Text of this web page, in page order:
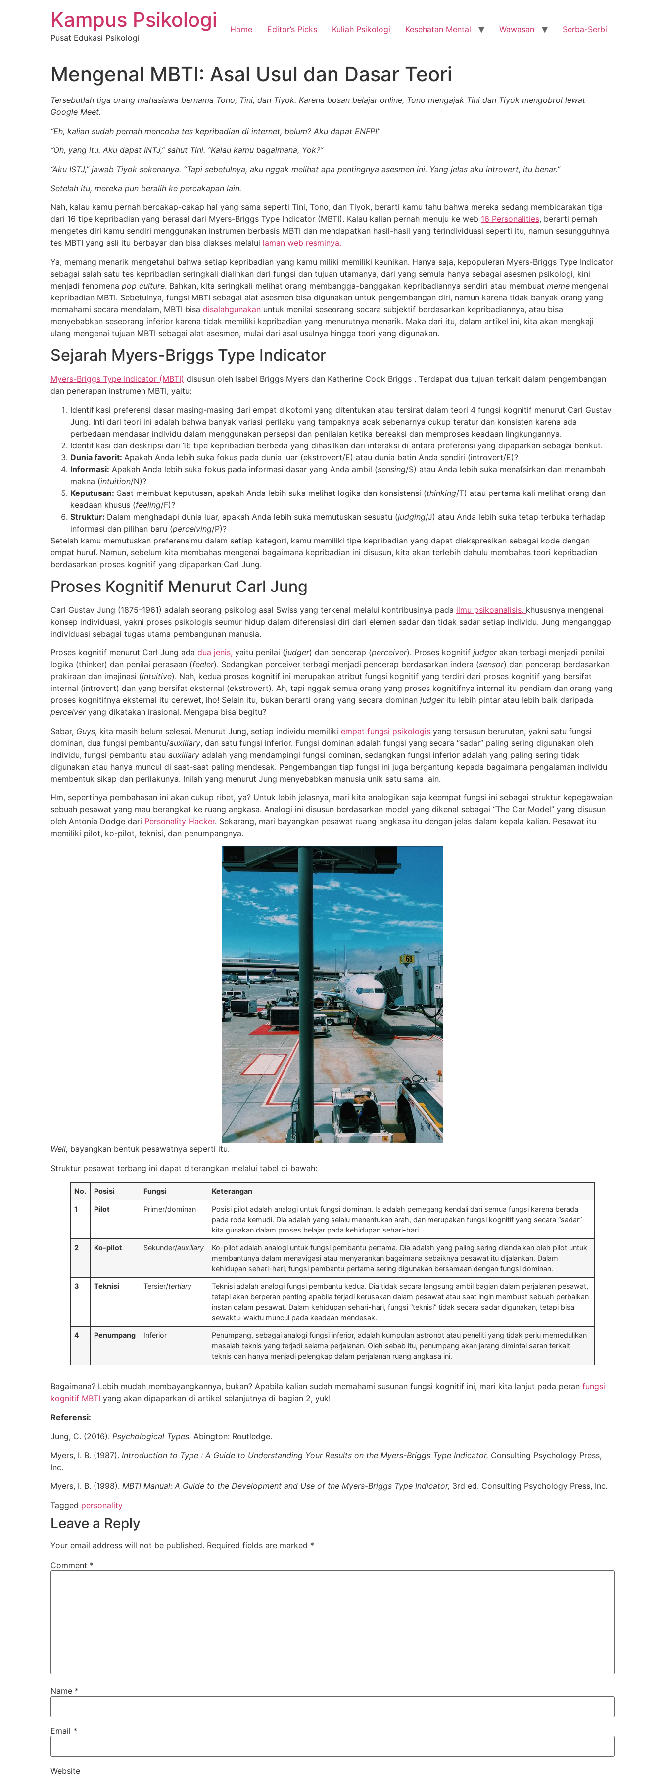
Kampus Psikologi
Pusat Edukasi Psikologi
Home Editor’s Picks Kuliah Psikologi Kesehatan Mental Wawasan Serba-Serbi
Mengenal MBTI: Asal Usul dan Dasar Teori
Tersebutlah tiga orang mahasiswa bernama Tono, Tini, dan Tiyok. Karena bosan belajar online, Tono mengajak Tini dan Tiyok mengobrol lewat
Google Meet.
“Eh, kalian sudah pernah mencoba tes kepribadian di internet, belum? Aku dapat ENFP!”
“Oh, yang itu. Aku dapat INTJ,” sahut Tini. “Kalau kamu bagaimana, Yok?”
“Aku ISTJ,” jawab Tiyok sekenanya. “Tapi sebetulnya, aku nggak melihat apa pentingnya asesmen ini. Yang jelas aku introvert, itu benar.”
Setelah itu, mereka pun beralih ke percakapan lain.
Nah, kalau kamu pernah bercakap-cakap hal yang sama seperti Tini, Tono, dan Tiyok, berarti kamu tahu bahwa mereka sedang membicarakan tiga
dari 16 tipe kepribadian yang berasal dari Myers-Briggs Type Indicator (MBTI). Kalau kalian pernah menuju ke web 16 Personalities, berarti pernah
mengetes diri kamu sendiri menggunakan instrumen berbasis MBTI dan mendapatkan hasil-hasil yang terindividuasi seperti itu, namun sesungguhnya
tes MBTI yang asli itu berbayar dan bisa diakses melalui laman web resminya.
Ya, memang menarik mengetahui bahwa setiap kepribadian yang kamu miliki memiliki keunikan. Hanya saja, kepopuleran Myers-Briggs Type Indicator
sebagai salah satu tes kepribadian seringkali dialihkan dari fungsi dan tujuan utamanya, dari yang semula hanya sebagai asesmen psikologi, kini
menjadi fenomena pop culture. Bahkan, kita seringkali melihat orang membangga-banggakan kepribadiannya sendiri atau membuat meme mengenai
kepribadian MBTI. Sebetulnya, fungsi MBTI sebagai alat asesmen bisa digunakan untuk pengembangan diri, namun karena tidak banyak orang yang
memahami secara mendalam, MBTI bisa disalahgunakan untuk menilai seseorang secara subjektif berdasarkan kepribadiannya, atau bisa
menyebabkan seseorang inferior karena tidak memiliki kepribadian yang menurutnya menarik. Maka dari itu, dalam artikel ini, kita akan mengkaji
ulang mengenai tujuan MBTI sebagai alat asesmen, mulai dari asal usulnya hingga teori yang digunakan.
Sejarah Myers-Briggs Type Indicator
Myers-Briggs Type Indicator (MBTI) disusun oleh Isabel Briggs Myers dan Katherine Cook Briggs . Terdapat dua tujuan terkait dalam pengembangan
dan penerapan instrumen MBTI, yaitu:
Identifikasi preferensi dasar masing-masing dari empat dikotomi yang ditentukan atau tersirat dalam teori 4 fungsi kognitif menurut Carl Gustav
Jung. Inti dari teori ini adalah bahwa banyak variasi perilaku yang tampaknya acak sebenarnya cukup teratur dan konsisten karena ada
perbedaan mendasar individu dalam menggunakan persepsi dan penilaian ketika bereaksi dan memproses keadaan lingkungannya.
Identifikasi dan deskripsi dari 16 tipe kepribadian berbeda yang dihasilkan dari interaksi di antara preferensi yang dipaparkan sebagai berikut.
Dunia favorit: Apakah Anda lebih suka fokus pada dunia luar (ekstrovert/E) atau dunia batin Anda sendiri (introvert/E)?
Informasi: Apakah Anda lebih suka fokus pada informasi dasar yang Anda ambil (sensing/S) atau Anda lebih suka menafsirkan dan menambah
makna (intuition/N)?
Keputusan: Saat membuat keputusan, apakah Anda lebih suka melihat logika dan konsistensi (thinking/T) atau pertama kali melihat orang dan
keadaan khusus (feeling/F)?
Struktur: Dalam menghadapi dunia luar, apakah Anda lebih suka memutuskan sesuatu (judging/J) atau Anda lebih suka tetap terbuka terhadap
informasi dan pilihan baru (perceiving/P)?
Setelah kamu memutuskan preferensimu dalam setiap kategori, kamu memiliki tipe kepribadian yang dapat diekspresikan sebagai kode dengan
empat huruf. Namun, sebelum kita membahas mengenai bagaimana kepribadian ini disusun, kita akan terlebih dahulu membahas teori kepribadian
berdasarkan proses kognitif yang dipaparkan Carl Jung.
Proses Kognitif Menurut Carl Jung
Carl Gustav Jung (1875-1961) adalah seorang psikolog asal Swiss yang terkenal melalui kontribusinya pada ilmu psikoanalisis, khususnya mengenai
konsep individuasi, yakni proses psikologis seumur hidup dalam diferensiasi diri dari elemen sadar dan tidak sadar setiap individu. Jung menganggap
individuasi sebagai tugas utama pembangunan manusia.
Proses kognitif menurut Carl Jung ada dua jenis, yaitu penilai (judger) dan pencerap (perceiver). Proses kognitif judger akan terbagi menjadi penilai
logika (thinker) dan penilai perasaan (feeler). Sedangkan perceiver terbagi menjadi pencerap berdasarkan indera (sensor) dan pencerap berdasarkan
prakiraan dan imajinasi (intuitive). Nah, kedua proses kognitif ini merupakan atribut fungsi kognitif yang terdiri dari proses kognitif yang bersifat
internal (introvert) dan yang bersifat eksternal (ekstrovert). Ah, tapi nggak semua orang yang proses kognitifnya internal itu pendiam dan orang yang
proses kognitifnya eksternal itu cerewet, lho! Selain itu, bukan berarti orang yang secara dominan judger itu lebih pintar atau lebih baik daripada
perceiveryang dikatakan irasional. Mengapa bisa begitu?
Sabar, Guys, kita masih belum selesai. Menurut Jung, setiap individu memiliki empat fungsi psikologis yang tersusun berurutan, yakni satu fungsi
dominan, dua fungsi pembantu/auxiliary, dan satu fungsi inferior. Fungsi dominan adalah fungsi yang secara “sadar” paling sering digunakan oleh
individu, fungsi pembantu atau auxiliary adalah yang mendampingi fungsi dominan, sedangkan fungsi inferior adalah yang paling sering tidak
digunakan atau hanya muncul di saat-saat paling mendesak. Pengembangan tiap fungsi ini juga bergantung kepada bagaimana pengalaman individu
membentuk sikap dan perilakunya. Inilah yang menurut Jung menyebabkan manusia unik satu sama lain.
Hm, sepertinya pembahasan ini akan cukup ribet, ya? Untuk lebih jelasnya, mari kita analogikan saja keempat fungsi ini sebagai struktur kepegawaian
sebuah pesawat yang mau berangkat ke ruang angkasa. Analogi ini disusun berdasarkan model yang dikenal sebagai “The Car Model” yang disusun
oleh Antonia Dodge dari Personality Hacker. Sekarang, mari bayangkan pesawat ruang angkasa itu dengan jelas dalam kepala kalian. Pesawat itu
memiliki pilot, ko-pilot, teknisi, dan penumpangnya.
Well, bayangkan bentuk pesawatnya seperti itu.
Struktur pesawat terbang ini dapat diterangkan melalui tabel di bawah:
No. Posisi Fungsi Keterangan
1 Pilot Primer/dominan
Posisi pilot adalah analogi untuk fungsi dominan. Ia adalah pemegang kendali dari semua fungsi karena berada
pada roda kemudi. Dia adalah yang selalu menentukan arah, dan merupakan fungsi kognitif yang secara “sadar”
kita gunakan dalam proses belajar pada kehidupan sehari-hari.
2 Ko-pilot Sekunder/auxiliary
Ko-pilot adalah analogi untuk fungsi pembantu pertama. Dia adalah yang paling sering diandalkan oleh pilot untuk
membantunya dalam menavigasi atau menyarankan bagaimana sebaiknya pesawat itu dijalankan. Dalam
kehidupan sehari-hari, fungsi pembantu pertama sering digunakan bersamaan dengan fungsi dominan.
3 Teknisi Tersier/tertiary
Teknisi adalah analogi fungsi pembantu kedua. Dia tidak secara langsung ambil bagian dalam perjalanan pesawat,
tetapi akan berperan penting apabila terjadi kerusakan dalam pesawat atau saat ingin membuat sebuah perbaikan
instan dalam pesawat. Dalam kehidupan sehari-hari, fungsi “teknisi” tidak secara sadar digunakan, tetapi bisa
sewaktu-waktu muncul pada keadaan mendesak.
4 Penumpang Inferior
Penumpang, sebagai analogi fungsi inferior, adalah kumpulan astronot atau peneliti yang tidak perlu memedulikan
masalah teknis yang terjadi selama perjalanan. Oleh sebab itu, penumpang akan jarang dimintai saran terkait
teknis dan hanya menjadi pelengkap dalam perjalanan ruang angkasa ini.
Bagaimana? Lebih mudah membayangkannya, bukan? Apabila kalian sudah memahami susunan fungsi kognitif ini, mari kita lanjut pada peran fungsi
kognitif MBTI yang akan dipaparkan di artikel selanjutnya di bagian 2, yuk!
Referensi:
Jung, C. (2016). Psychological Types. Abington: Routledge.
Myers, I. B. (1987). Introduction to Type : A Guide to Understanding Your Results on the Myers-Briggs Type Indicator. Consulting Psychology Press,
Inc.
Myers, I. B. (1998). MBTI Manual: A Guide to the Development and Use of the Myers-Briggs Type Indicator, 3rd ed. Consulting Psychology Press, Inc.
Tagged personality
Leave a Reply
Your email address will not be published. Required fields are marked *
Comment *
Name *
Email *
Website